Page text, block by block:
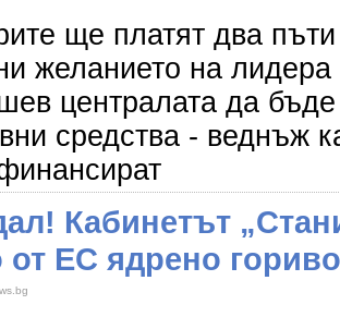
ще платят два
желанието на
централата да
средства - веднъж
Кабинетът
от ЕС ядрено